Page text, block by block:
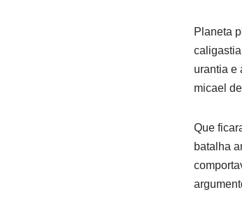
Planeta
urantia e
micael
Que
batalha